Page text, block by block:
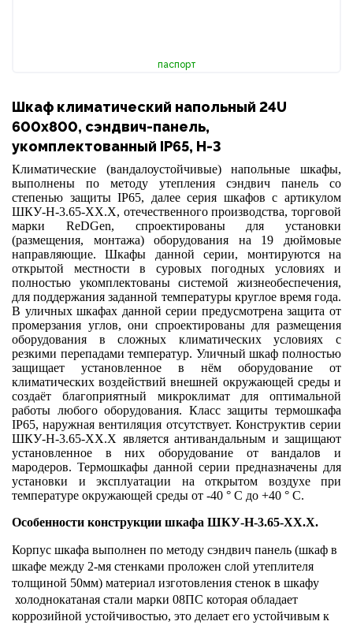
паспорт
Шкаф климатический напольный 24U
600х800, сэндвич-панель,
укомплектованный IP65, Н-3
Климатические (вандалоустойчивые) напольные шкафы,
выполнены по методу утепления сэндвич панель со
степенью защитыIP65, далее серия шкафов с артикулом
ШКУ-Н-3.65-ХХ.Х, отечественного производства, торговой
марки ReDGen, спроектированы для установки
(размещения, монтажа) оборудования на 19 дюймовые
направляющие. Шкафы данной серии, монтируются на
открытой местности в суровых погодных условиях и
полностью укомплектованы системой жизнеобеспечения,
для поддержания заданной температуры круглое время года.
В уличных шкафах данной серии предусмотрена защита от
промерзания углов, они спроектированы для размещения
оборудования в сложных климатических условиях с
резкими перепадами температур. Уличный шкаф полностью
защищает установленное в нём оборудование от
климатических воздействий внешней окружающей среды и
создаёт благоприятный микроклимат для оптимальной
работы любого оборудования. Класс защиты термошкафа
IP65, наружная вентиляция отсутствует. Конструктив серии
ШКУ-Н-3.65-ХХ.Х является антивандальным и защищают
установленное в них оборудование от вандалов и
мародеров. Термошкафы данной серии предназначены для
установки и эксплуатации на открытом воздухе при
температуре окружающей среды от -40 ° С до +40 ° С.
Особенности конструкции шкафа ШКУ-Н-3.65-ХХ.Х.
Корпус шкафа выполнен по методу сэндвич панель (шкаф в
шкафе между 2-мя стенками проложен слой утеплителя
толщиной 50мм) материал изготовления стенок в шкафу
холоднокатаная стали марки 08ПС которая обладает
коррозийной устойчивостью, это делает его устойчивым к